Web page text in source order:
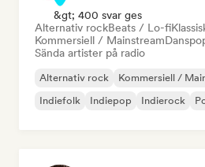
&gt; 400 svar ges
Alternativ rockBeats / Lo-fi
Kommersiell / Mainstream
Sända artister på radio
Alternativ rock Kommersiell /
Indiefolk
Indiepop Indierock